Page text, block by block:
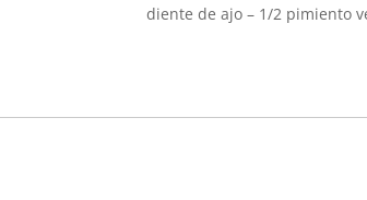
diente de ajo – 1/2 pimiento